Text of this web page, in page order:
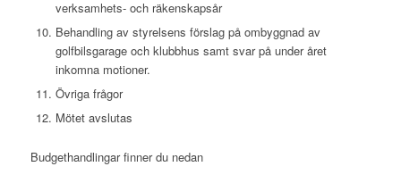
verksamhets- och räkenskapsår
Behandling av styrelsens förslag på ombyggnad av
golfbilsgarage och klubbhus samt svar på under året
inkomna motioner.
Övriga frågor
Mötet avslutas
Budgethandlingar finner du nedan